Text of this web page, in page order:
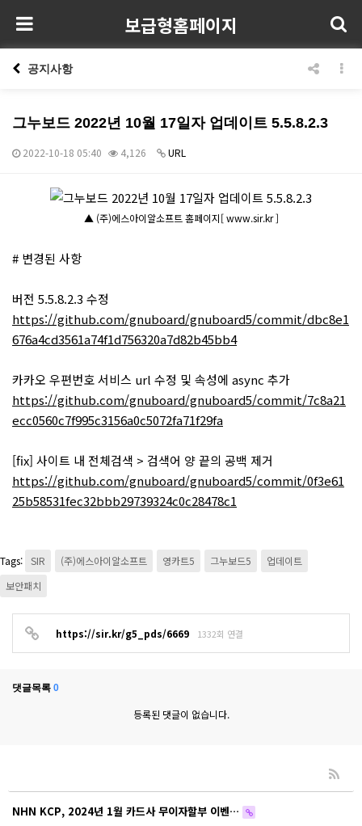
보급형홈페이지
공지사항
그누보드 2022년 10월 17일자 업데이트 5.5.8.2.3
2022-10-18 05:40 4,126 URL
▲ (주)에스아이알소프트 홈페이지[ www.sir.kr ]
# 변경된 사항
버전 5.5.8.2.3 수정
https://github.com/gnuboard/gnuboard5/commit/dbc8e1
676a4cd3561a74f1d756320a7d82b45bb4
카카오 우편번호 서비스 url 수정 및 속성에 async 추가
https://github.com/gnuboard/gnuboard5/commit/7c8a21
ecc0560c7f995c3156a0c5072fa71f29fa
[fix] 사이트 내 전체검색 > 검색어 양 끝의 공백 제거
https://github.com/gnuboard/gnuboard5/commit/0f3e61
25b58531fec32bbb29739324c0c28478c1
Tags: SIR (주)에스아이알소프트 영카트5 그누보드5
업데이트
보안패치
https://sir.kr/g5_pds/6669 1332회 연결
댓글목록 0
등록된 댓글이 없습니다.
NHN KCP, 2024년 1월 카드사 무이자할부 이벤…